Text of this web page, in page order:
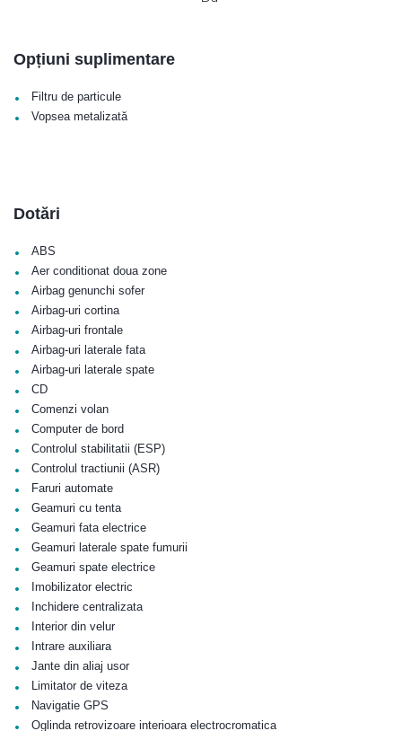
Opțiuni suplimentare
• Filtru de particule
• Vopsea metalizată
Dotări
• ABS
• Aer conditionat doua zone
• Airbag genunchi sofer
• Airbag-uri cortina
• Airbag-uri frontale
• Airbag-uri laterale fata
• Airbag-uri laterale spate
• CD
• Comenzi volan
• Computer de bord
• Controlul stabilitatii (ESP)
• Controlul tractiunii (ASR)
• Faruri automate
• Geamuri cu tenta
• Geamuri fata electrice
• Geamuri laterale spate fumurii
• Geamuri spate electrice
• Imobilizator electric
• Inchidere centralizata
• Interior din velur
• Intrare auxiliara
• Jante din aliaj usor
• Limitator de viteza
• Navigatie GPS
Oglinda retrovizoare interioara electrocromatica